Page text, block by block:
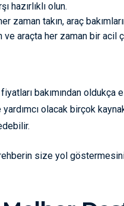
hazırlıklı olun.
zaman takın, araç
araçta her zaman bir acil
bakımından oldukça
olacak birçok
size yol